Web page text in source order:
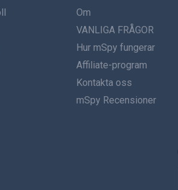
Om
VANLIGA FRÅGOR
Hur mSpy fungerar
Affiliate-program
Kontakta oss
mSpy Recensioner